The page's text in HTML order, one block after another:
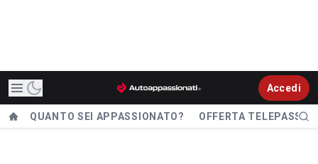
Accedi
QUANTO SEI APPASSIONATO? OFFERTA TELEPASS